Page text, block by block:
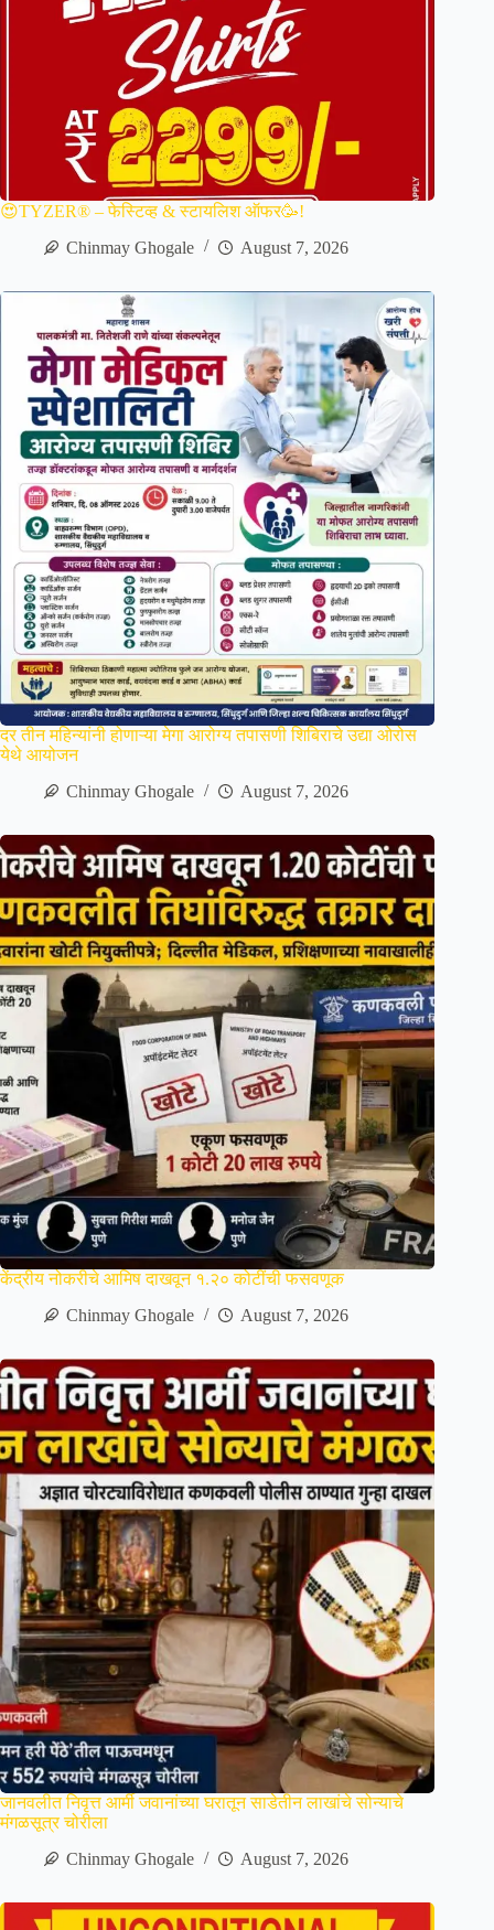
😍TYZER® – फेस्टिव्ह & स्टायलिश ऑफर🥳!
Chinmay Ghogale
August 7, 2026
दर तीन महिन्यांनी होणाऱ्या मेगा आरोग्य तपासणी शिबिराचे उद्या ओरोस
येथे आयोजन
Chinmay Ghogale
August 7, 2026
केंद्रीय नोकरीचे आमिष दाखवून १.२० कोटींची फसवणूक
Chinmay Ghogale
August 7, 2026
जानवलीत निवृत्त आर्मी जवानांच्या घरातून साडेतीन लाखांचे सोन्याचे
मंगळसूत्र चोरीला
Chinmay Ghogale
August 7, 2026